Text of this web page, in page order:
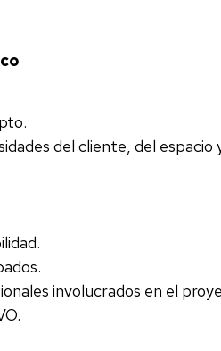
del cliente, del espacio
involucrados en el